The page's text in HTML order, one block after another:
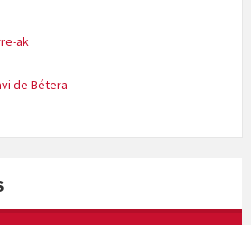
ak
de Bétera